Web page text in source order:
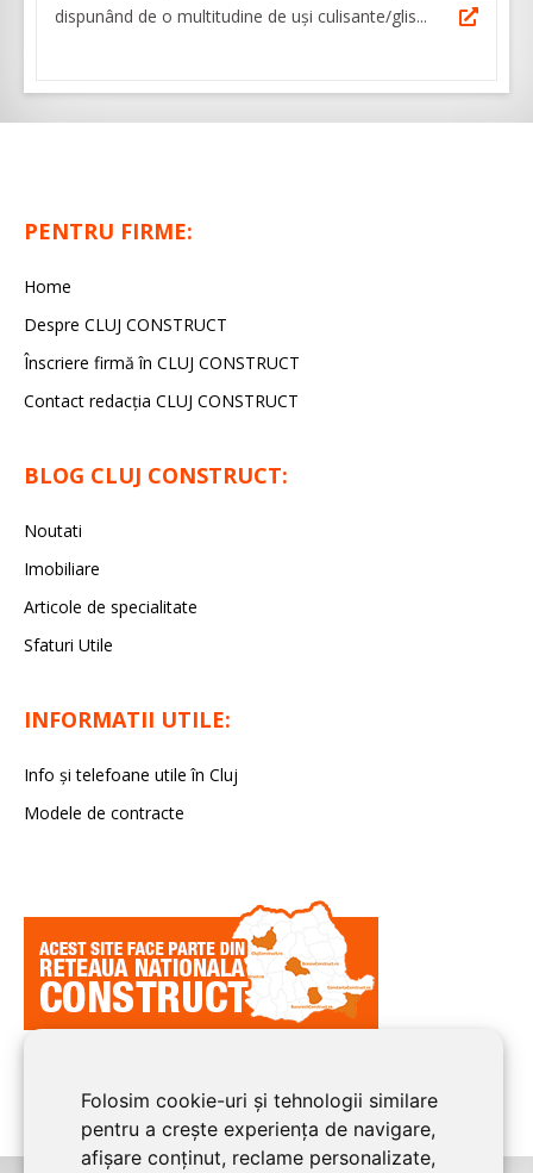
Folosim cookie-uri și tehnologii similare
pentru a crește experiența de navigare,
afișare conținut, reclame personalizate,
dispunând de o multitudine de uși culisante/glis...
PENTRU FIRME:
Home
Despre CLUJ CONSTRUCT
Înscriere firmă în CLUJ CONSTRUCT
Contact redacția CLUJ CONSTRUCT
BLOG CLUJ CONSTRUCT:
Noutati
Imobiliare
Articole de specialitate
Sfaturi Utile
INFORMATII UTILE:
Info și telefoane utile în Cluj
Modele de contracte